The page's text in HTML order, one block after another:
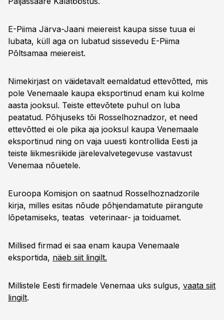
E-Piima Järva-Jaani meiereist kaupa sisse tuua ei
lubata, küll aga on lubatud sissevedu E-Piima
Põltsamaa meiereist.
Nimekirjast on väidetavalt eemaldatud ettevõtted, mis
pole Venemaale kaupa eksportinud enam kui kolme
aasta jooksul. Teiste ettevõtete puhul on luba
peatatud. Põhjuseks tõi Rosselhoznadzor, et need
ettevõtted ei ole pika aja jooksul kaupa Venemaale
eksportinud ning on vaja uuesti kontrollida Eesti ja
teiste liikmesriikide järelevalvetegevuse vastavust
Venemaa nõuetele.
Euroopa Komisjon on saatnud Rosselhoznadzorile
kirja, milles esitas nõude põhjendamatute piirangute
lõpetamiseks, teatas veterinaar- ja toiduamet.
Millised firmad ei saa enam kaupa Venemaale
eksportida, näeb siit lingilt.
Millistele Eesti firmadele Venemaa uks sulgus, vaata siit
lingilt.